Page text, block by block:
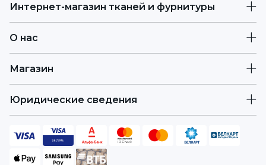
Интернет-магазин тканей и фурнитуры
О нас
Магазин
Юридические сведения